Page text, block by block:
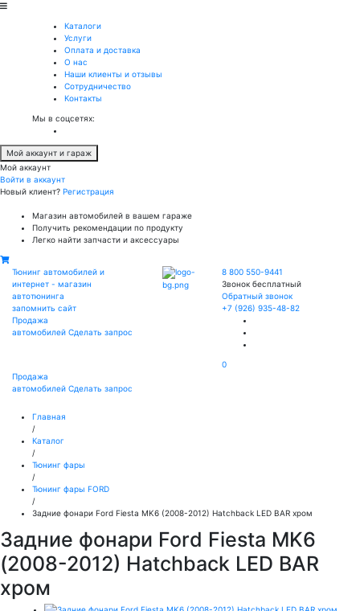
Каталоги
Услуги
Оплата и доставка
О нас
Наши клиенты и отзывы
Сотрудничество
Контакты
Мы в соцсетях:
Мой аккаунт и гараж
Мой аккаунт
Войти в аккаунт
Новый клиент? Регистрация
Магазин автомобилей в вашем гараже
Получить рекомендации по продукту
Легко найти запчасти и аксессуары
Тюнинг автомобилей и
интернет - магазин
автотюнинга
запомнить сайт
Продажа
автомобилей Сделать запрос
8 800 550-9441
Звонок бесплатный
Обратный звонок
+7 (926) 935-48-82
0
Продажа
автомобилей Сделать запрос
Главная
/
Каталог
/
Тюнинг фары
/
Тюнинг фары FORD
/
Задние фонари Ford Fiesta MK6 (2008-2012) Hatchback LED BAR хром
Задние фонари Ford Fiesta MK6
(2008-2012) Hatchback LED BAR
хром